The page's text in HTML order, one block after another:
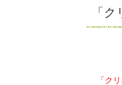
「
「ク